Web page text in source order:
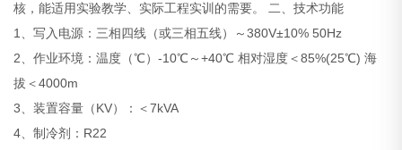
核，能适用实验教学、实际工程实训的需要。
二、技术功能
1、写入电源：三相四线（或三相五线）～380V±10% 50Hz
2、作业环境：温度（℃）-10℃～+40℃ 相对湿度＜85%(25℃) 海
拔＜4000m
3、装置容量（KV）：＜7kVA
4、制冷剂：R22